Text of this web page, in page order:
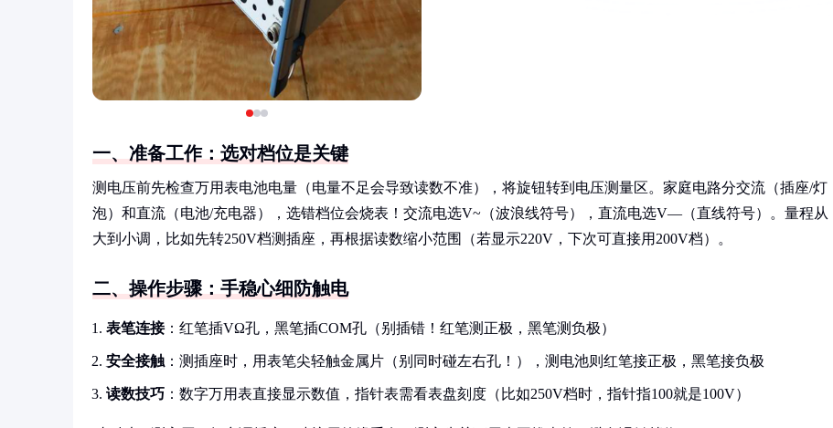
一、准备工作：选对档位是关键
测电压前先检查万用表电池电量（电量不足会导致读数不准），将旋钮转到电压测量区。家庭电路分交流（插座/灯
泡）和直流（电池/充电器），选错档位会烧表！交流电选V~（波浪线符号），直流电选V—（直线符号）。量程从
大到小调，比如先转250V档测插座，再根据读数缩小范围（若显示220V，下次可直接用200V档）。
二、操作步骤：手稳心细防触电
表笔连接：红笔插VΩ孔，黑笔插COM孔（别插错！红笔测正极，黑笔测负极）
安全接触 ：测插座时，用表笔尖轻触金属片（别同时碰左右孔！），测电池则红笔接正极，黑笔接负极
读数技巧 ：数字万用表直接显示数值，指针表需看表盘刻度（比如250V档时，指针指100就是100V）